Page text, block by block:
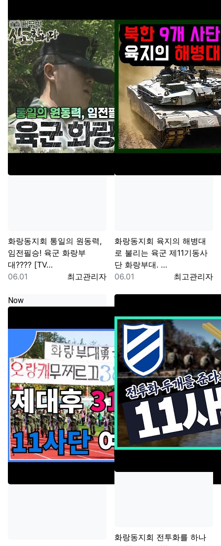
화랑동지회 통일의 원동력,
임전필승! 육군 화랑부
대???? [TV…
등록자
최고관리자
등록일
06.01
화랑동지회 육지의 해병대
로 불리는 육군 제11기동사
단 화랑부대. …
등록자
최고관리자
등록일
06.01
Now
화랑동지회 전투화를 하나